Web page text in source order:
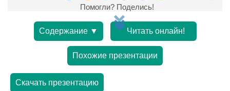
Помогли? Поделись!
Содержание ▼ Читать онлайн!
Похожие презентации
Скачать презентацию